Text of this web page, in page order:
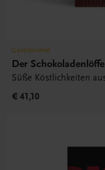
Gastronomie
Der
Süße Köstlichkeiten
€ 41,10